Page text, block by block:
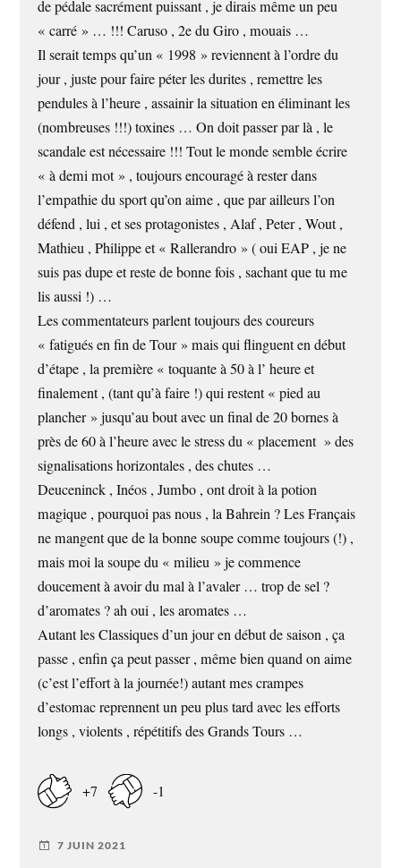
de pédale sacrément puissant , je dirais même un peu
« carré » … !!! Caruso , 2e du Giro , mouais …
Il serait temps qu’un « 1998 » reviennent à l’ordre du
jour , juste pour faire péter les durites , remettre les
pendules à l’heure , assainir la situation en éliminant les
(nombreuses !!!) toxines … On doit passer par là , le
scandale est nécessaire !!! Tout le monde semble écrire
« à demi mot » , toujours encouragé à rester dans
l’empathie du sport qu’on aime , que par ailleurs l’on
défend , lui , et ses protagonistes , Alaf , Peter , Wout ,
Mathieu , Philippe et « Rallerandro » ( oui EAP , je ne
suis pas dupe et reste de bonne fois , sachant que tu me
lis aussi !) …
Les commentateurs parlent toujours des coureurs
« fatigués en fin de Tour » mais qui flinguent en début
d’étape , la première « toquante à 50 à l’ heure et
finalement , (tant qu’à faire !) qui restent « pied au
plancher » jusqu’au bout avec un final de 20 bornes à
près de 60 à l’heure avec le stress du « placement » des
signalisations horizontales , des chutes …
Deuceninck , Inéos , Jumbo , ont droit à la potion
magique , pourquoi pas nous , la Bahrein ? Les Français
ne mangent que de la bonne soupe comme toujours (!) ,
mais moi la soupe du « milieu » je commence
doucement à avoir du mal à l’avaler … trop de sel ?
d’aromates ? ah oui , les aromates …
Autant les Classiques d’un jour en début de saison , ça
passe , enfin ça peut passer , même bien quand on aime
(c’est l’effort à la journée!) autant mes crampes
d’estomac reprennent un peu plus tard avec les efforts
longs , violents , répétitifs des Grands Tours …
+7 -1
7 JUIN 2021